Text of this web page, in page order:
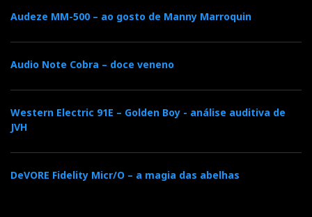
…os fanáticos do tempo
certo, do passo e do
compasso, vão ficar
totalmente satisfeitos…
DAC Multiplicador
Audeze MM-500 – ao gosto de Manny Marroquin
Audio Note Cobra – doce veneno
Western Electric 91E – Golden Boy - análise auditiva de
JVH
DeVORE Fidelity Micr/O – a magia das abelhas